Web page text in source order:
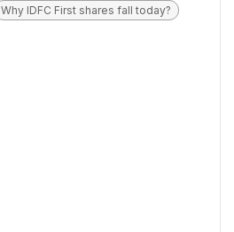
Why IDFC First shares fall today?